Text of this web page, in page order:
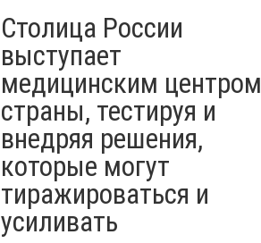
Столица России
выступает
медицинским центром
страны, тестируя и
внедряя решения,
которые могут
тиражироваться и
усиливать